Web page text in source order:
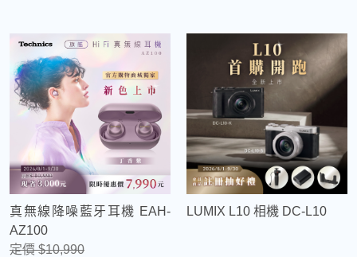
真無線降噪藍牙耳機 EAH-
AZ100
定價 $10,990
LUMIX L10 相機 DC-L10